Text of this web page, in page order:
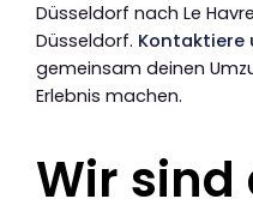
Düsseldorf nach Le
Düsseldorf. Kontaktiere
gemeinsam deinen
Erlebnis machen.
Wir sind